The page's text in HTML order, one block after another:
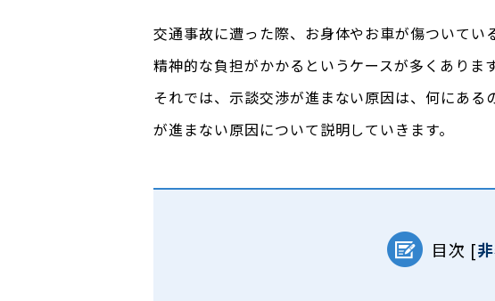
交通事故に遭った際、お身体やお車が傷ついて
精神的な負担がかかるというケースが多くあります
それでは、示談交渉が進まない原因は、何にあ
が進まない原因について説明していきます。
目次 [